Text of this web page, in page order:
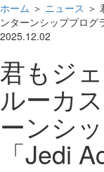
ホーム ＞ ニュース ＞
ンターンシッププログ
2025.12.02
君もジ
ルーカ
ーンシ
「Jedi